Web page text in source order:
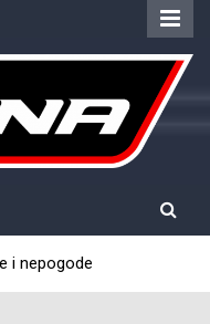
i nepogode